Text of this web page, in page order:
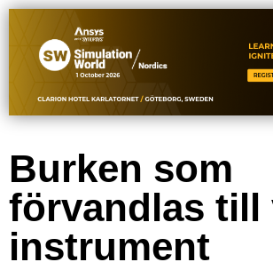
Burken som
förvandlas till
instrument